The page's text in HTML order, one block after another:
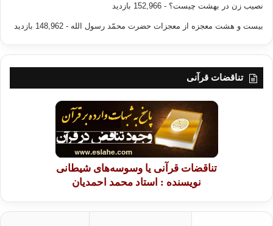
نصیب زن در بهشت چیست؟ - 152,966 بازدید
بیست و هشت معجزه از معجزات حضرت محمّد رسول الله - 148,962 بازدید
تناقضات قرآنی
تناقضات قرآنی یا وسوسه‌های شیطانی
نویسنده : استاد محمد احمدیان